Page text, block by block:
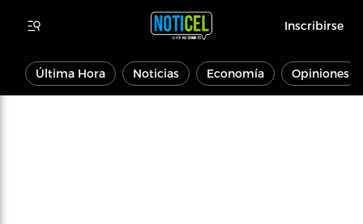
Inscribirse
Última Hora Noticias Economía Opiniones